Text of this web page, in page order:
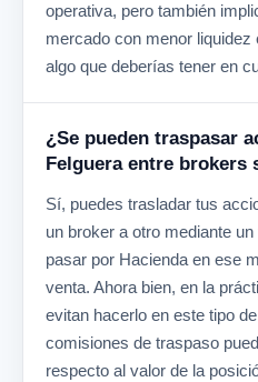
operativa, pero también
mercado con menor
algo que deberías tener en
¿Se pueden traspasar
Felguera entre brokers
Sí, puedes trasladar tus
un broker a otro mediante
pasar por Hacienda en ese
venta. Ahora bien, en la
evitan hacerlo en este tipo
comisiones de traspaso
respecto al valor de la